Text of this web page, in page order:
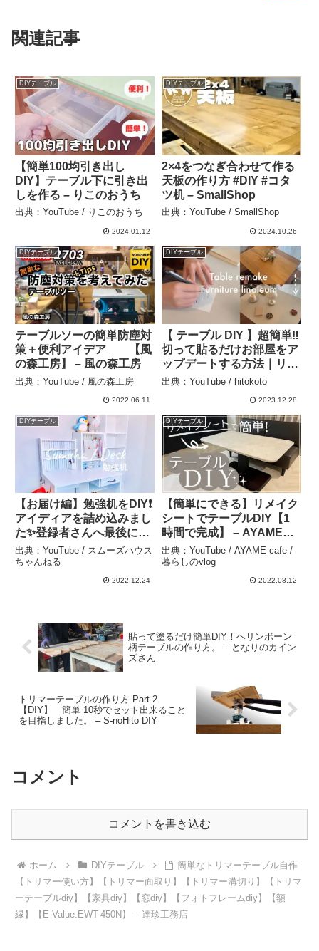
関連記事
DIYテーブル
【簡単100均引き出し
DIY】テーブル下に引き出
しを作る – りこのおうち
出典：YouTube / りこのおうち
2024.01.12
DIYテーブル
2×4をつなぎ合わせて作る
天板の作り方 #DIY #コタ
ツ机 – SmallShop
出典：YouTube / SmallShop
2024.10.26
DIYテーブル
テーブルソーの簡単防塵対
策＋便利アイデア 【風
の森工房】 – 風の森工房
出典：YouTube / 風の森工房
2022.06.11
DIYテーブル
【 テーブル DIY 】超簡単‼︎
切って貼るだけお部屋をア
ップデートする方法｜リノ
リウム｜ふたり暮らし｜ –
出典：YouTube / hitokoto
2023.12.28
DIYテーブル
【お届け編】勉強机をDIY❗️
アイディアを詰め込みまし
た✨登録者さんへ最後にお
手紙あり📩 – スムーズハウ
ス ちゃんねる
出典：YouTube / スムーズハウス
ちゃんねる
2022.12.24
DIYテーブル
【簡単にできる】リメイク
シートでテーブルDIY【1
時間で完成】 – AYAME
cafe / 暮らしのvlog
出典：YouTube / AYAME cafe /
暮らしのvlog
2022.08.12
貼って塗るだけ簡単DIY！ヘリンボーン
柄テーブルの作り方。 – となりのカイン
ズさん
トリマーテーブルの作り方 Part.2
【DIY】 簡単 10秒でセット出来ること
を目指しました。 – S-noHito DIY
コメント
コメントを書き込む
ホーム DIYテーブル
簡単なトリマーテーブル自作
【トリマー使い方】【トリマー面取り】【トリマー溝切り】【トリマ
ーテーブルdiy】【家具diy】【窓diy】【フォトフレームdiy】【額
縁】【E-Value.EWT-450N】 – 達珍工務店